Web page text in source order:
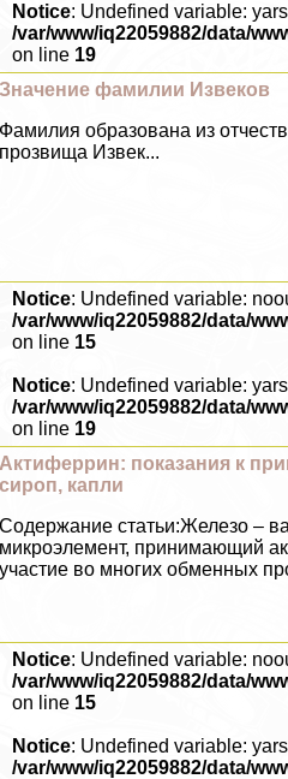
Notice: Undefined variable:
/var/www/iq22059882/data/
on line 19
Значение фамилии Извеков
Фамилия образована из
прозвища Извек...
Notice: Undefined variable:
/var/www/iq22059882/data/
on line 15
Notice: Undefined variable:
/var/www/iq22059882/data/
on line 19
Актиферрин: показания к
сироп, капли
Содержание статьи:Железо –
микроэлемент, принимающий
участие во многих обменных
Notice: Undefined variable:
/var/www/iq22059882/data/
on line 15
Notice: Undefined variable:
/var/www/iq22059882/data/